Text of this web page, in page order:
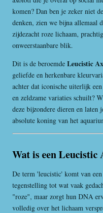
komen? Dan ben je zeker niet
denken, zien we bijna allemaal
zijdezacht roze lichaam,
onweerstaanbare blik.
Dit is de beroemde Leucistic
geliefde en herkenbare
achter dat iconische uiterlijk
en zeldzame variaties schuilt?
deze bijzondere dieren en
absolute koning van het
Wat is een Leucistic
De term 'leucistic' komt van
tegenstelling tot wat vaak
"roze", maar zorgt hun DNA
volledig over het lichaam